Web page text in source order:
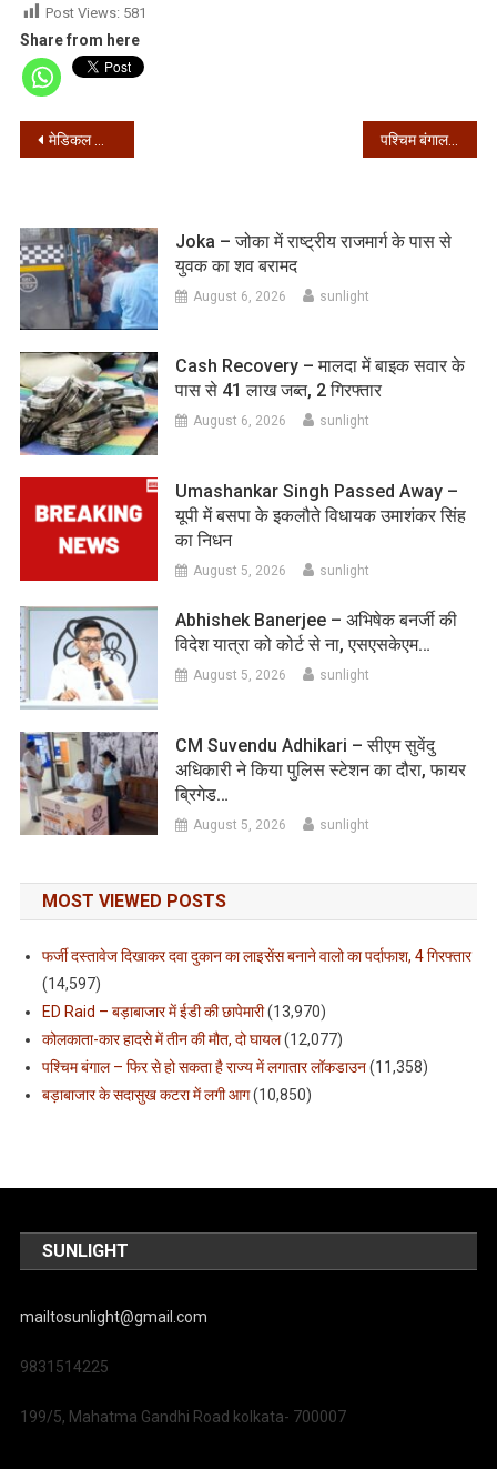
Post Views: 581
Share from here
Post
मेडिकल कॉलेज में कोरोना मरीज ने की आत्महत्या की कोशिश पश्चिम बंगाल – 24 घंटे में मिले 2949 संक्रमित, 51 की मौत
Joka – जोका में राष्ट्रीय राजमार्ग के पास से
युवक का शव बरामद
August 6, 2026 sunlight
Cash Recovery – मालदा में बाइक सवार के
पास से 41 लाख जब्त, 2 गिरफ्तार
August 6, 2026 sunlight
Umashankar Singh Passed Away –
यूपी में बसपा के इकलौते विधायक उमाशंकर सिंह
का निधन
August 5, 2026 sunlight
Abhishek Banerjee – अभिषेक बनर्जी की
विदेश यात्रा को कोर्ट से ना, एसएसकेएम…
August 5, 2026 sunlight
CM Suvendu Adhikari – सीएम सुवेंदु
अधिकारी ने किया पुलिस स्टेशन का दौरा, फायर
ब्रिगेड…
August 5, 2026 sunlight
MOST VIEWED POSTS
फर्जी दस्तावेज दिखाकर दवा दुकान का लाइसेंस बनाने वालो का पर्दाफाश, 4 गिरफ्तार
(14,597)
ED Raid – बड़ाबाजार में ईडी की छापेमारी(13,970)
कोलकाता-कार हादसे में तीन की मौत, दो घायल(12,077)
पश्चिम बंगाल – फिर से हो सकता है राज्य में लगातार लॉकडाउन(11,358)
बड़ाबाजार के सदासुख कटरा में लगी आग(10,850)
SUNLIGHT
mailtosunlight@gmail.com
9831514225
199/5, Mahatma Gandhi Road kolkata- 700007